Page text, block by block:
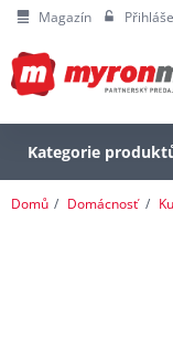
Magazín
Kategorie
Domů Domácnosť